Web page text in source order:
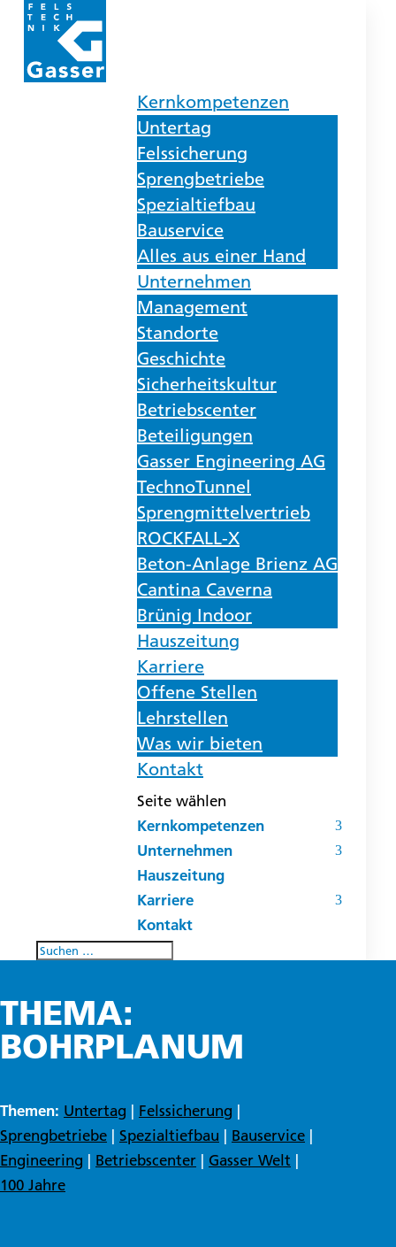
Kernkompetenzen
Untertag
Felssicherung
Sprengbetriebe
Spezialtiefbau
Bauservice
Alles aus einer Hand
Unternehmen
Management
Standorte
Geschichte
Sicherheitskultur
Betriebscenter
Beteiligungen
Gasser Engineering AG
TechnoTunnel
Sprengmittelvertrieb
ROCKFALL-X
Beton-Anlage Brienz AG
Cantina Caverna
Brünig Indoor
Hauszeitung
Karriere
Offene Stellen
Lehrstellen
Was wir bieten
Kontakt
Seite wählen
Kernkompetenzen
Unternehmen
Hauszeitung
Karriere
Kontakt
THEMA:
BOHRPLANUM
Themen: Untertag Felssicherung
Sprengbetriebe
Spezialtiefbau Bauservice
Engineering
Betriebscenter Gasser Welt
100 Jahre